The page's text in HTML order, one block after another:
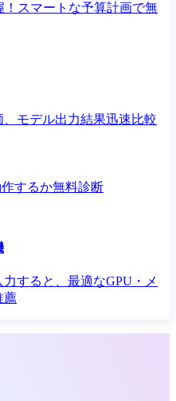
スマートな予算計画で無
モデル出力結果迅速比較
作するか無料診断
すると、最適なGPU・メ
薦